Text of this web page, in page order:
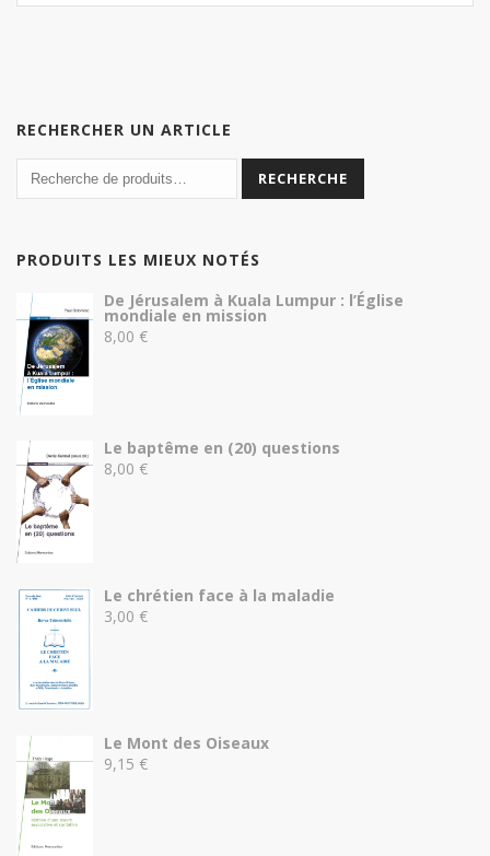
RECHERCHER UN ARTICLE
RECHERCHE
PRODUITS LES MIEUX NOTÉS
De Jérusalem à Kuala Lumpur : l’Église
mondiale en mission
8,00 €
Le baptême en (20) questions
8,00 €
Le chrétien face à la maladie
3,00 €
Le Mont des Oiseaux
9,15 €